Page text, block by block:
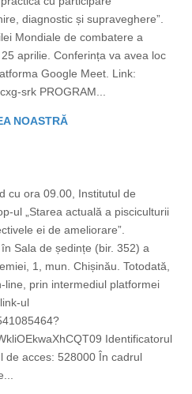
diagnostic și supraveghere”.
Mondiale de combatere a
aprilie. Conferința va avea loc
Google Meet. Link:
srk PROGRAM...
NOASTRĂ
cu ora 09.00, Institutul de
ul „Starea actuală a pisciculturii
ei de ameliorare”.
Sala de ședințe (bir. 352) a
1, mun. Chișinău. Totodată,
prin intermediul platformei
ul
Identificatorul
de acces: 528000 În cadrul